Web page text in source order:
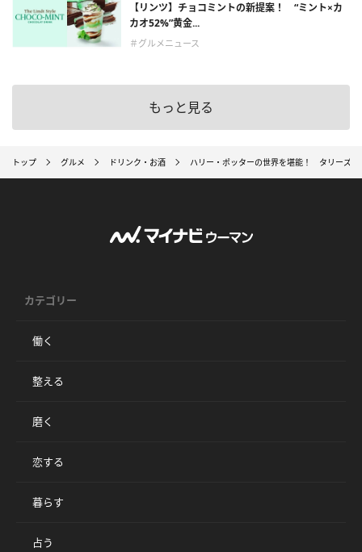
【リンツ】チョコミントの新提案！ “ミント×カ
カオ52%”黄金...
＃グルメニュース
もっと見る
トップ グルメ ドリンク・お酒 ハリー・ポッターの世界を堪能！ タリーズ、
カテゴリー
働く
整える
磨く
恋する
暮らす
占う